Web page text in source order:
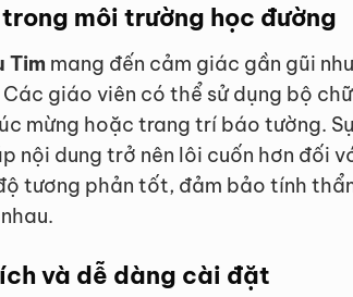
môi trường học đường
Tim mang đến cảm giác gần gũi
giáo viên có thể sử dụng bộ
mừng hoặc trang trí báo tường.
nội dung trở nên lôi cuốn hơn đối
tương phản tốt, đảm bảo tính
và dễ dàng cài đặt